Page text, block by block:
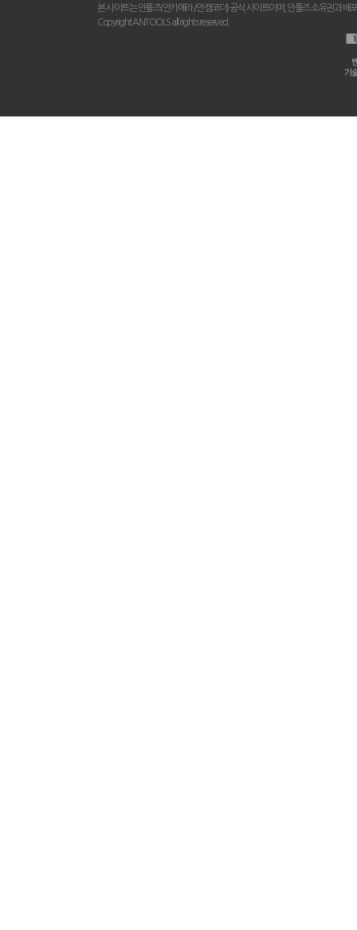
본 사이트는 안툴즈(안카메라/안캠코더) 공식 사이트이며, 안툴즈 소유권과 배
Copyright ANTOOLS all rights reserved.